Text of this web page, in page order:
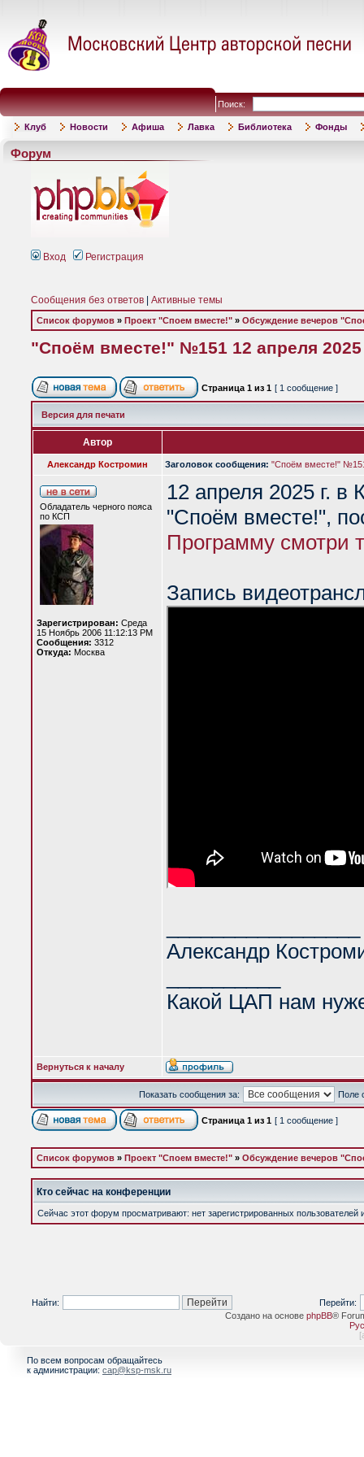
Поиск:
Клуб Новости Афиша Лавка Библиотека Фонды
Форум
Вход Регистрация
Сообщения без ответов Активные темы
Список форумов » Проект "Споем вместе!" » Обсуждение вечеров
"Споём вместе!" №151 12 апреля 2025
Страница 1 из 1 [ 1 сообщение ]
Версия для печати
Автор
Александр Костромин Заголовок сообщения: "Споём вместе!"
Обладатель черного пояса
по КСП
Зарегистрирован: Среда
15 Ноябрь 2006 11:12:13 PM
Сообщения: 3312
Откуда: Москва
12 апреля 2025 г.
"Споём вместе!",
Программу смотри
Запись
Александр
Какой ЦАП нам
Вернуться к началу
Показать сообщения за: Поле
Страница 1 из 1 [ 1 сообщение ]
Список форумов » Проект "Споем вместе!" » Обсуждение вечеров
Кто сейчас на конференции
Сейчас этот форум просматривают: нет зарегистрированных пользователей
Найти:
Перейти:
Создано на основе phpBB®
[
По всем вопросам обращайтесь
к администрации: cap@ksp-msk.ru